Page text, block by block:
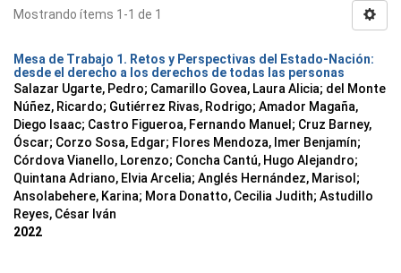
Mostrando ítems 1-1 de 1
Mesa de Trabajo 1. Retos y Perspectivas del Estado-Nación:
desde el derecho a los derechos de todas las personas
Salazar Ugarte, Pedro; Camarillo Govea, Laura Alicia; del Monte
Núñez, Ricardo; Gutiérrez Rivas, Rodrigo; Amador Magaña,
Diego Isaac; Castro Figueroa, Fernando Manuel ; Cruz Barney,
Óscar; Corzo Sosa, Edgar; Flores Mendoza, Imer Benjamín;
Córdova Vianello, Lorenzo; Concha Cantú, Hugo Alejandro;
Quintana Adriano, Elvia Arcelia; Anglés Hernández, Marisol ;
Ansolabehere, Karina; Mora Donatto, Cecilia Judith; Astudillo
Reyes, César Iván
2022